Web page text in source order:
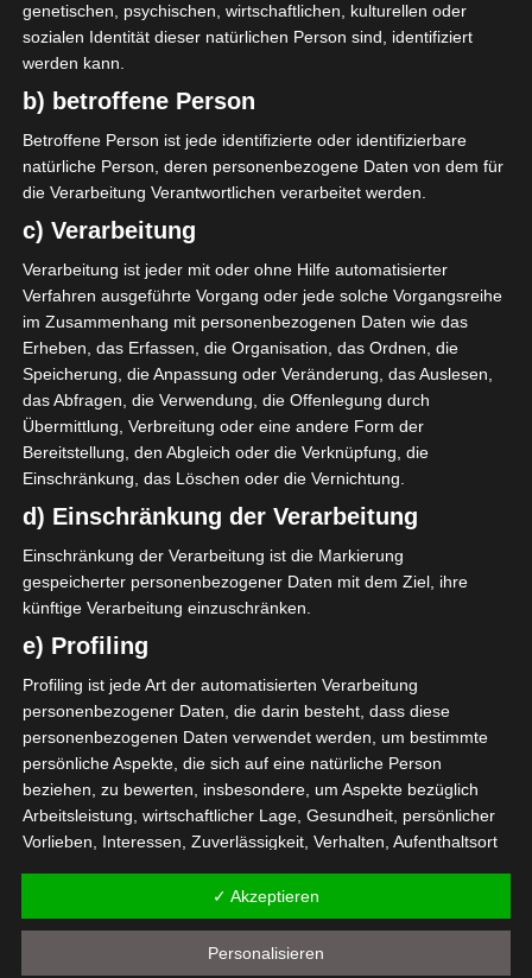
Schiedsgerichts für Sport, CS Chebba wieder in die
Ligue 1 aufzunehmen, einen neuen Spielplan zu
erstellen.
Der tunesische Fußballverband rief die
Vereinspräsidenten außerdem zu einem dringenden
Treffen auf, das morgen, am Samstag, den 1. Oktober
2022 ab 13.00 Uhr stattfinden soll.
Für die Nutzung von Google Adsense (Google Ireland Limited,
Gordon House, Barrow Street, Dublin, D04 E5W5, Ireland)
benötigen wir laut DSGVO Ihre Zustimmung. Es werden seitens
Google Adsense personenbezogene Daten erhoben,
verarbeitet und gespeichert. Welche Daten genau entnehmen
Sie bitte den Datenschutzbedingungen.
Google Adsenseist deaktiviert. ✓ Erlauben
Datenschutzbedingungen
Ligue 1 Pro 2022/2023 – Liste der Trainer
Spieltag 1 der Ligue 1 Pro Tunesien 2022/2023 – Gr
uppenphase
Die nächsten Begegnungen
SPIELTAG 1
22 Aug. 2026
- -
22 Aug. 2026
16:30
Stade Tunisien
- -
CS Sfax
genetischen, psychischen, wirtschaftlichen, kulturellen oder
sozialen Identität dieser natürlichen Person sind, identifiziert
werden kann.
b) betroffene Person
Betroffene Person ist jede identifizierte oder identifizierbare
natürliche Person, deren personenbezogene Daten von dem für
die Verarbeitung Verantwortlichen verarbeitet werden.
c) Verarbeitung
Verarbeitung ist jeder mit oder ohne Hilfe automatisierter
Verfahren ausgeführte Vorgang oder jede solche Vorgangsreihe
im Zusammenhang mit personenbezogenen Daten wie das
Erheben, das Erfassen, die Organisation, das Ordnen, die
Speicherung, die Anpassung oder Veränderung, das Auslesen,
das Abfragen, die Verwendung, die Offenlegung durch
Übermittlung, Verbreitung oder eine andere Form der
Bereitstellung, den Abgleich oder die Verknüpfung, die
Einschränkung, das Löschen oder die Vernichtung.
d) Einschränkung der Verarbeitung
Einschränkung der Verarbeitung ist die Markierung
gespeicherter personenbezogener Daten mit dem Ziel, ihre
künftige Verarbeitung einzuschränken.
e) Profiling
Profiling ist jede Art der automatisierten Verarbeitung
personenbezogener Daten, die darin besteht, dass diese
personenbezogenen Daten verwendet werden, um bestimmte
persönliche Aspekte, die sich auf eine natürliche Person
beziehen, zu bewerten, insbesondere, um Aspekte bezüglich
Arbeitsleistung, wirtschaftlicher Lage, Gesundheit, persönlicher
Vorlieben, Interessen, Zuverlässigkeit, Verhalten, Aufenthaltsort
f) Pseudonymisierung
Pseudonymisierung ist die Verarbeitung personenbezogener
✓ Akzeptieren
Personalisieren